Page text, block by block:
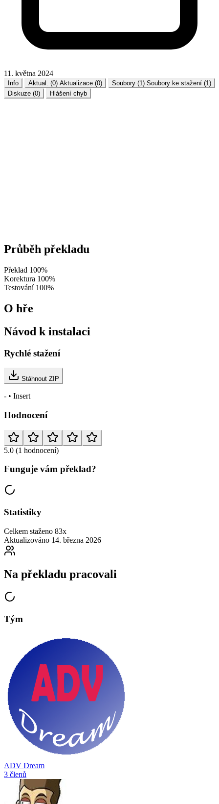
11. května 2024
Info Aktual. (0) Aktualizace (0) Soubory (1) Soubory ke stažení (1)
Diskuze (0)
Hlášení chyb
Průběh překladu
Překlad 100%
Korektura 100%
Testování 100%
O hře
Návod k instalaci
Rychlé stažení
Stáhnout ZIP
- • Insert
Hodnocení
5.0 (1 hodnocení)
Funguje vám překlad?
Statistiky
Celkem staženo 83x
Aktualizováno 14. března 2026
Na překladu pracovali
Tým
ADV Dream
3 členů